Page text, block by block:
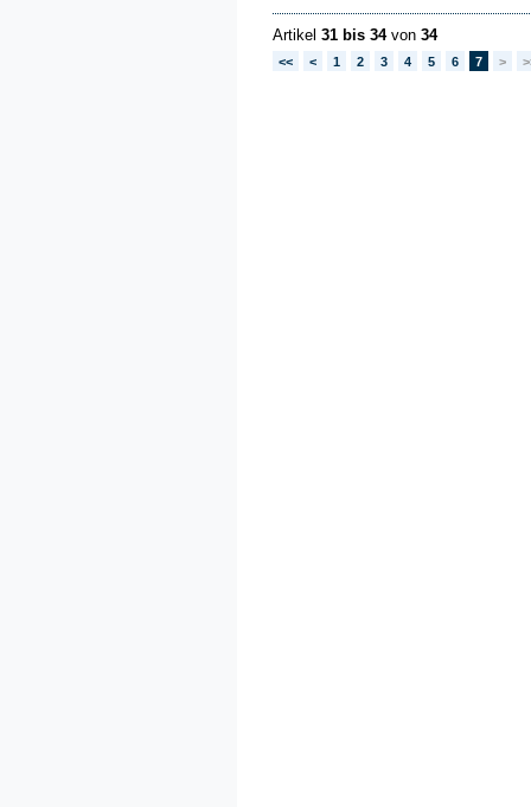
Artikel 31 bis 34von 34
<< < 1 2 3 4 5 6 7 >